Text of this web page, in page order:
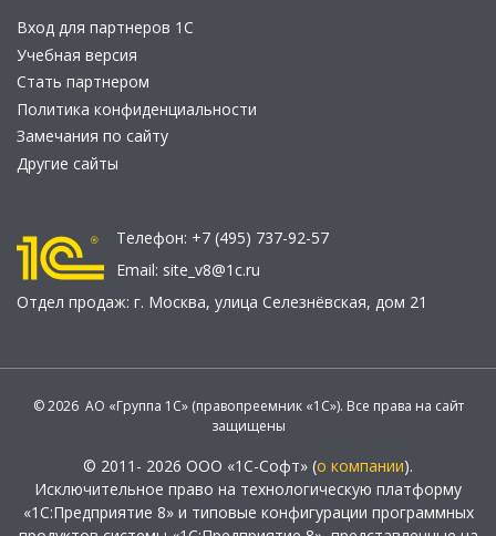
Вход для партнеров 1С
Учебная версия
Стать партнером
Политика конфиденциальности
Замечания по сайту
Другие сайты
Телефон: +7 (495) 737-92-57
Email: site_v8@1c.ru
Отдел продаж: г. Москва, улица Селезнёвская, дом 21
© 2026 АО «Группа 1С» (правопреемник «1С»). Все права на сайт
защищены
© 2011- 2026 ООО «1С-Софт» (о компании).
Исключительное право на технологическую платформу
«1С:Предприятие 8» и типовые конфигурации программных